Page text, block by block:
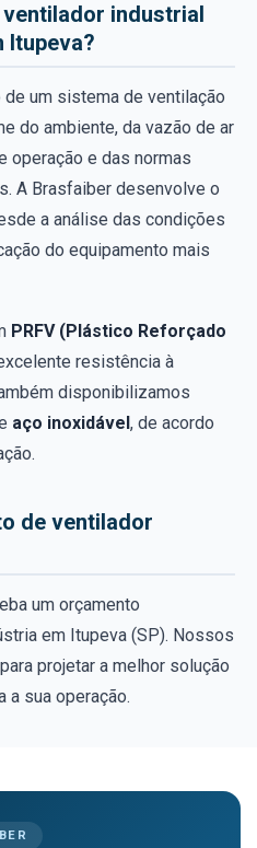
industrial
Itupeva?
um sistema de ventilação
do ambiente, da vazão de ar
operação e das normas
A Brasfaiber desenvolve o
a análise das condições
do equipamento mais
PRFV (Plástico Reforçado
resistência à
disponibilizamos
aço inoxidável, de acordo
de ventilador
um orçamento
em Itupeva (SP). Nossos
projetar a melhor solução
a sua operação.